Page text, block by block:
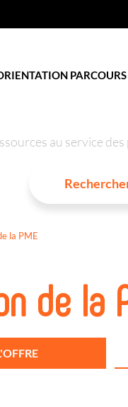
PARCOURS
au service
la PME
de la